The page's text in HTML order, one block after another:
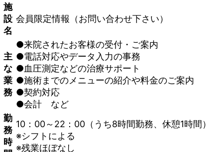
施
設
名
会員限定情報（お問い合わせ下さい）
主
な
業
務
●来院されたお客様の受付・ご案内
●電話対応やデータ入力の事務
●血圧測定などの治療サポート
●施術までのメニューの紹介や料金のご案内
●契約対応
●会計 など
勤
務
時
10：00～22：00（うち8時間勤務、休憩1時間）
※シフトによる
※残業ほぼなし